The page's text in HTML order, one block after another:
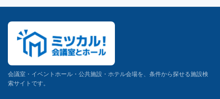
会議室・イベントホール・公共施設・ホテル会場を、条件から探せる施設検
索サイトです。